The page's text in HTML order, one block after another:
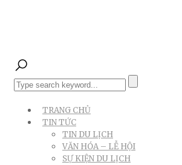
TRANG CHỦ
TIN TỨC
TIN DU LỊCH
VĂN HÓA – LỄ HỘI
SỰ KIỆN DU LỊCH